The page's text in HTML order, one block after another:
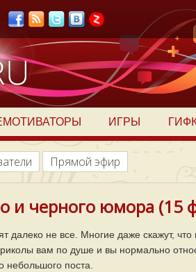
ИГРЫ
Прямой эфир
и черного юмора (15
далеко не все. Многие даже скажут,
вам по душе и вы нормально
небольшого поста.